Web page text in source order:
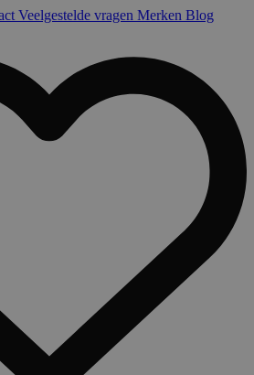
Veelgestelde vragen Merken Blog